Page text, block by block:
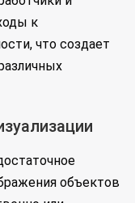
к
что создает
объектов